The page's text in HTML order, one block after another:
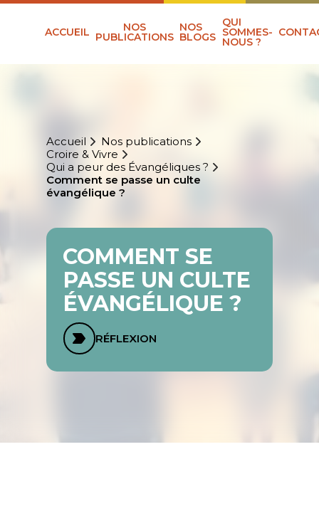
ACCUEIL NOS
PUBLICATIONS
NOS
BLOGS
QUI
SOMMES-
NOUS ?
Accueil
Nos publications
Croire & Vivre
Qui a peur des Évangéliques ?
Comment se passe un culte
évangélique ?
COMMENT SE
PASSE UN CULTE
ÉVANGÉLIQUE ?
RÉFLEXION